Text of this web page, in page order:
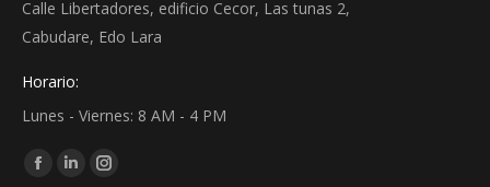
Calle Libertadores, edificio Cecor, Las tunas 2,
Cabudare, Edo Lara
Horario:
Lunes - Viernes: 8 AM - 4 PM
Find us on:
Facebook
LinkedinInstagram